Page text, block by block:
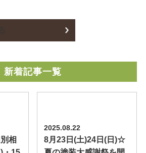
新着記事一覧
相
2025.08.22
8月23日(土)24日(日)☆